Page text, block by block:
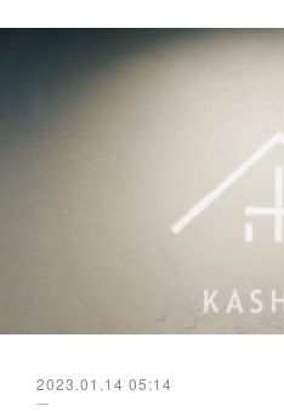
2023.01.14 05:14